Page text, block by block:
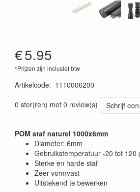
€5.95
*Prijzen zijn inclusief btw
Artikelcode: 1110006200
0 ster(ren) met 0 review(s)
Schrijf
POM staf naturel 1000x6mm
Diameter: 6mm
Gebruikstemperatuur -20 tot 120
Sterke en harde staf
Zeer vormvast
Uitstekend te bewerken